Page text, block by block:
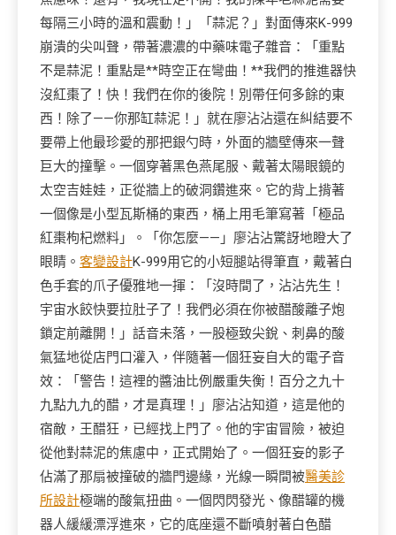
每隔三小時的溫和震動！」「蒜泥？」對面傳來K-999
崩潰的尖叫聲，帶著濃濃的中藥味電子雜音：「重點
不是蒜泥！重點是**時空正在彎曲！**我們的推進器快
沒紅棗了！快！我們在你的後院！別帶任何多餘的東
西！除了——你那缸蒜泥！」就在廖沾沾還在糾結要不
要帶上他最珍愛的那把銀勺時，外面的牆壁傳來一聲
巨大的撞擊。一個穿著黑色燕尾服、戴著太陽眼鏡的
太空吉娃娃，正從牆上的破洞鑽進來。它的背上揹著
一個像是小型瓦斯桶的東西，桶上用毛筆寫著「極品
紅棗枸杞燃料」。「你怎麼——」廖沾沾驚訝地瞪大了
眼睛。 客變設計K-999用它的小短腿站得筆直，戴著白
色手套的爪子優雅地一揮：「沒時間了，沾沾先生！
宇宙水餃快要拉肚子了！我們必須在你被醋酸離子炮
鎖定前離開！」話音未落，一股極致尖銳、刺鼻的酸
氣猛地從店門口灌入，伴隨著一個狂妄自大的電子音
效：「警告！這裡的醬油比例嚴重失衡！百分之九十
九點九九的醋，才是真理！」廖沾沾知道，這是他的
宿敵，王醋狂，已經找上門了。他的宇宙冒險，被迫
從他對蒜泥的焦慮中，正式開始了。一個狂妄的影子
佔滿了那扇被撞破的牆門邊緣，光線一瞬間被醫美診
所設計極端的酸氣扭曲。一個閃閃發光、像醋罐的機
器人緩緩漂浮進來，它的底座還不斷噴射著白色醋